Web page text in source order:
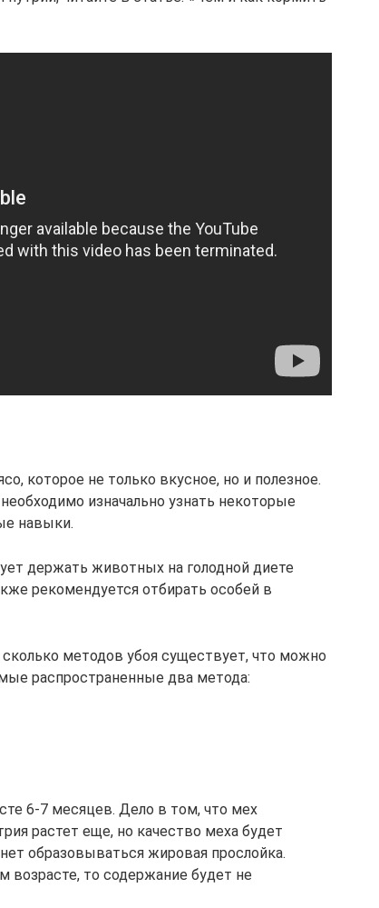
которое не только вкусное, но и полезное.
изначально узнать некоторые
навыки.
держать животных на голодной диете
рекомендуется отбирать особей в
методов убоя существует, что можно
распространенные два метода:
6-7 месяцев. Дело в том, что мех
растет еще, но качество меха будет
образовываться жировая прослойка.
возрасте, то содержание будет не